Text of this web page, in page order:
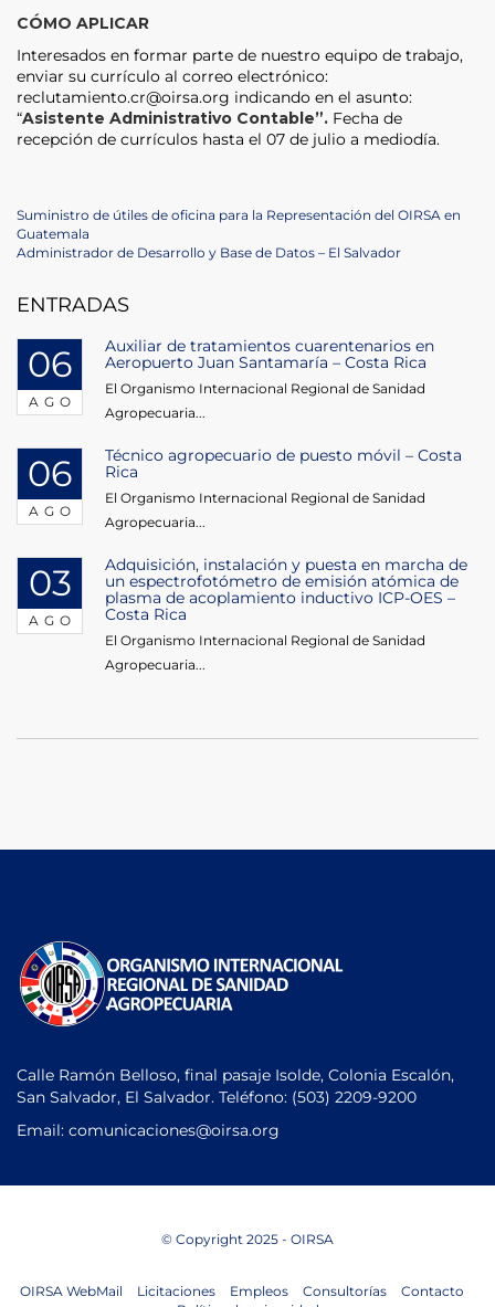
CÓMO APLICAR
Interesados en formar parte de nuestro equipo de trabajo,
enviar su currículo al correo electrónico:
reclutamiento.cr@oirsa.org indicando en el asunto:
“Asistente Administrativo Contable”. Fecha de
recepción de currículos hasta el 07 de julio a mediodía.
Navegación
de
entradas
Previous
Post
Suministro de útiles de oficina para la Representación del OIRSA en
Guatemala
Next
Administrador de Desarrollo y Base de Datos – El Salvador
ENTRADAS
06
AGO
Auxiliar de tratamientos cuarentenarios en
Aeropuerto Juan Santamaría – Costa Rica
El Organismo Internacional Regional de Sanidad
Agropecuaria...
06
AGO
Técnico agropecuario de puesto móvil – Costa
Rica
El Organismo Internacional Regional de Sanidad
Agropecuaria...
03
AGO
Adquisición, instalación y puesta en marcha de
un espectrofotómetro de emisión atómica de
plasma de acoplamiento inductivo ICP-OES –
Costa Rica
El Organismo Internacional Regional de Sanidad
Agropecuaria...
Calle Ramón Belloso, final pasaje Isolde, Colonia Escalón,
San Salvador, El Salvador. Teléfono: (503) 2209-9200
Email: comunicaciones@oirsa.org
© Copyright 2025 - OIRSA
OIRSA WebMail Licitaciones Empleos Consultorías
Contacto